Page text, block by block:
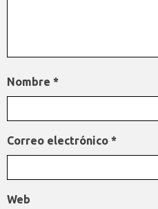
Nombre *
Correo electrónico *
Web